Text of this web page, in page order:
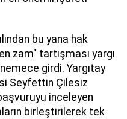
bu yana hak
zam" tartışması yargı
girdi. Yargıtay
Seyfettin Çilesiz
inceleyen
birleştirilerek tek